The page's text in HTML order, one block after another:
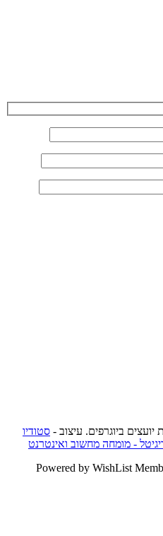
סטודיו
- מומחה מחשוב ואינטרנט
Powered by WishList